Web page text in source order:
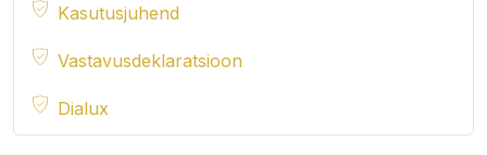
Kasutusjuhend
Vastavusdeklaratsioon
Dialux